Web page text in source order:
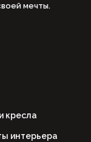
мечты.
кресла
интерьера